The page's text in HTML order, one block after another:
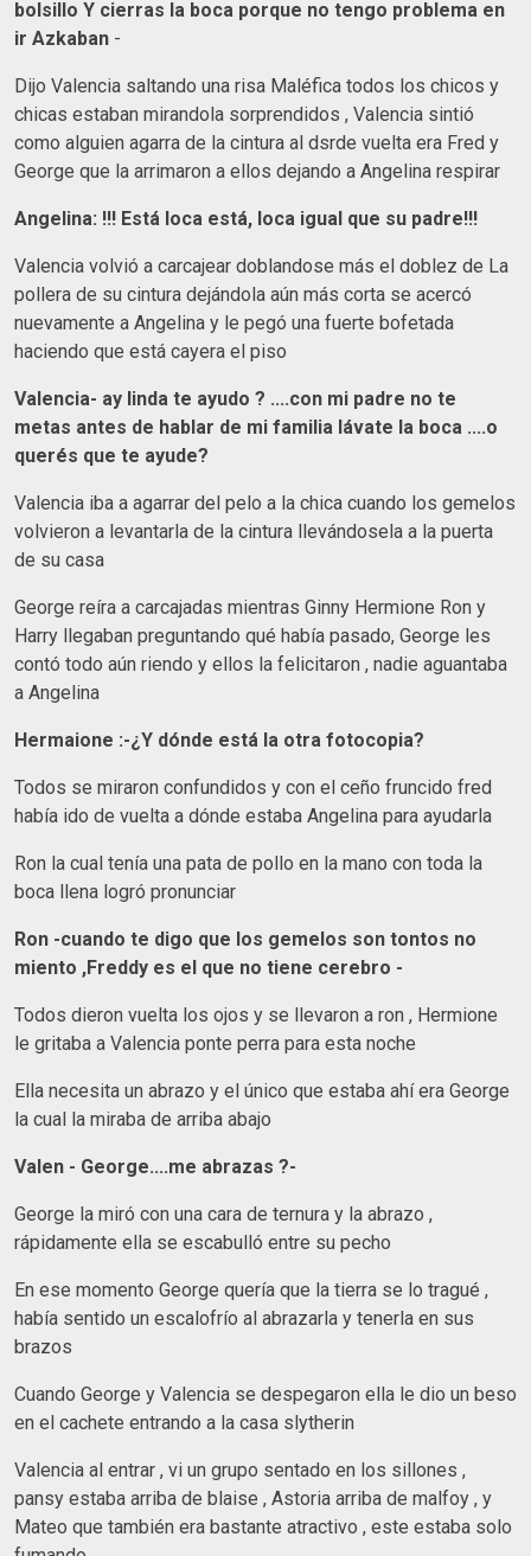
bolsillo Y cierras la boca porque no tengo problema en
ir Azkaban -
Dijo Valencia saltando una risa Maléfica todos los chicos y
chicas estaban mirandola sorprendidos , Valencia sintió
como alguien agarra de la cintura al dsrde vuelta era Fred y
George que la arrimaron a ellos dejando a Angelina respirar
Angelina: !!! Está loca está, loca igual que su padre!!!
Valencia volvió a carcajear doblandose más el doblez de La
pollera de su cintura dejándola aún más corta se acercó
nuevamente a Angelina y le pegó una fuerte bofetada
haciendo que está cayera el piso
Valencia- ay linda te ayudo ? ....con mi padre no te
metas antes de hablar de mi familia lávate la boca ....o
querés que te ayude?
Valencia iba a agarrar del pelo a la chica cuando los gemelos
volvieron a levantarla de la cintura llevándosela a la puerta
de su casa
George reíra a carcajadas mientras Ginny Hermione Ron y
Harry llegaban preguntando qué había pasado, George les
contó todo aún riendo y ellos la felicitaron , nadie aguantaba
a Angelina
Hermaione :-¿Y dónde está la otra fotocopia?
Todos se miraron confundidos y con el ceño fruncido fred
había ido de vuelta a dónde estaba Angelina para ayudarla
Ron la cual tenía una pata de pollo en la mano con toda la
boca llena logró pronunciar
Ron -cuando te digo que los gemelos son tontos no
miento ,Freddy es el que no tiene cerebro -
Todos dieron vuelta los ojos y se llevaron a ron , Hermione
le gritaba a Valencia ponte perra para esta noche
Ella necesita un abrazo y el único que estaba ahí era George
la cual la miraba de arriba abajo
Valen - George....me abrazas ?-
George la miró con una cara de ternura y la abrazo ,
rápidamente ella se escabulló entre su pecho
En ese momento George quería que la tierra se lo tragué ,
había sentido un escalofrío al abrazarla y tenerla en sus
brazos
Cuando George y Valencia se despegaron ella le dio un beso
en el cachete entrando a la casa slytherin
Valencia al entrar , vi un grupo sentado en los sillones ,
pansy estaba arriba de blaise , Astoria arriba de malfoy , y
Mateo que también era bastante atractivo , este estaba solo